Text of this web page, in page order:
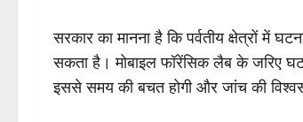
सरकार का मानना है कि पर्वतीय क्षेत्रों में
सकता है। मोबाइल फॉरेंसिक लैब के जरिए
इससे समय की बचत होगी और जांच की